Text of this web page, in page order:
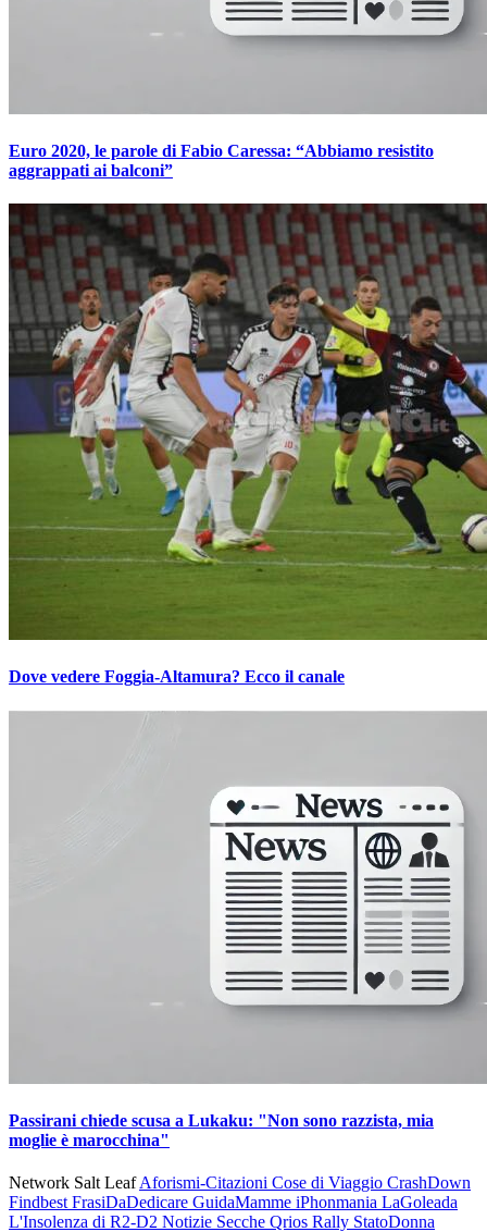
Euro 2020, le parole di Fabio Caressa: “Abbiamo resistito
aggrappati ai balconi”
Dove vedere Foggia-Altamura? Ecco il canale
Passirani chiede scusa a Lukaku: "Non sono razzista, mia
moglie è marocchina"
Network Salt LeafAforismi-Citazioni Cose di Viaggio CrashDown
Findbest FrasiDaDedicare GuidaMamme iPhonmania LaGoleada
L'Insolenza di R2-D2 Notizie Secche Qrios Rally StatoDonna